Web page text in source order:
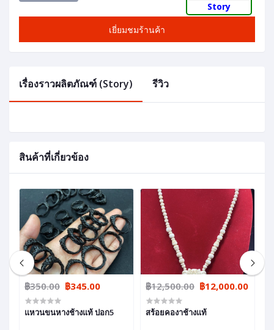
เยี่ยมชมร้านค้า
Story
เรื่องราวผลิตภัณฑ์ (Story) รีวิว
สินค้าที่เกี่ยวข้อง
฿350.00 ฿345.00
แหวนขนหางช้างแท้ ปอก5
฿12,500.00 ฿12,000.00
สร้อยคองาช้างแท้